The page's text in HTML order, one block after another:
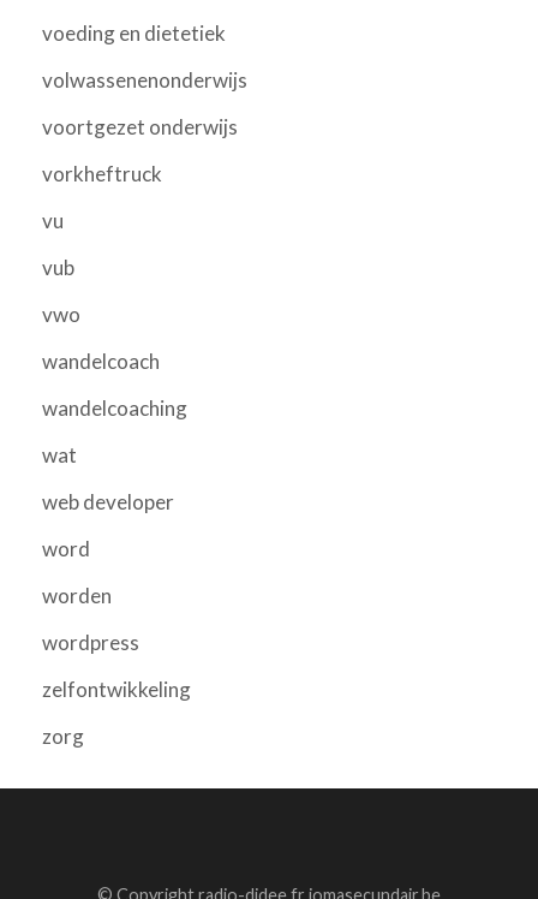
voeding en dietetiek
volwassenenonderwijs
voortgezet onderwijs
vorkheftruck
vu
vub
vwo
wandelcoach
wandelcoaching
wat
web developer
word
worden
wordpress
zelfontwikkeling
zorg
© Copyright radio-didee.fr jomasecundair.be